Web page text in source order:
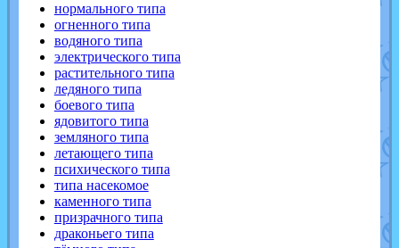
нормального типа
огненного типа
водяного типа
электрического типа
растительного типа
ледяного типа
боевого типа
ядовитого типа
земляного типа
летающего типа
психического типа
типа насекомое
каменного типа
призрачного типа
драконьего типа